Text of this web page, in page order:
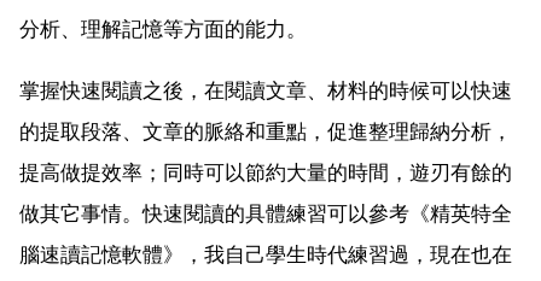
分析、理解記憶等方面的能力。
掌握快速閱讀之後，在閱讀文章、材料的時候可以快速
的提取段落、文章的脈絡和重點，促進整理歸納分析，
提高做提效率；同時可以節約大量的時間，遊刃有餘的
做其它事情。快速閱讀的具體練習可以參考《精英特全
腦速讀記憶軟體》，我自己學生時代練習過，現在也在